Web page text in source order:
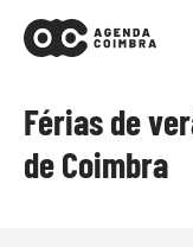
Férias de
de Coimbra